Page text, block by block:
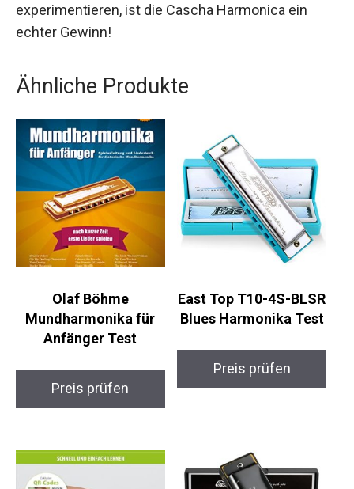
experimentieren, ist die Cascha Harmonica ein
echter Gewinn!
Ähnliche Produkte
Olaf Böhme
Mundharmonika für
Anfänger Test
Preis prüfen
East Top T10-4S-BLSR
Blues Harmonika Test
Preis prüfen